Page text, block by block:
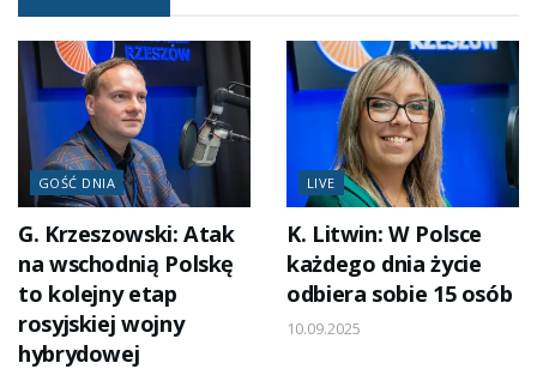
GOŚĆ DNIA
G. Krzeszowski: Atak
na wschodnią Polskę
to kolejny etap
rosyjskiej wojny
hybrydowej
LIVE
K. Litwin: W Polsce
każdego dnia życie
odbiera sobie 15 osób
10.09.2025